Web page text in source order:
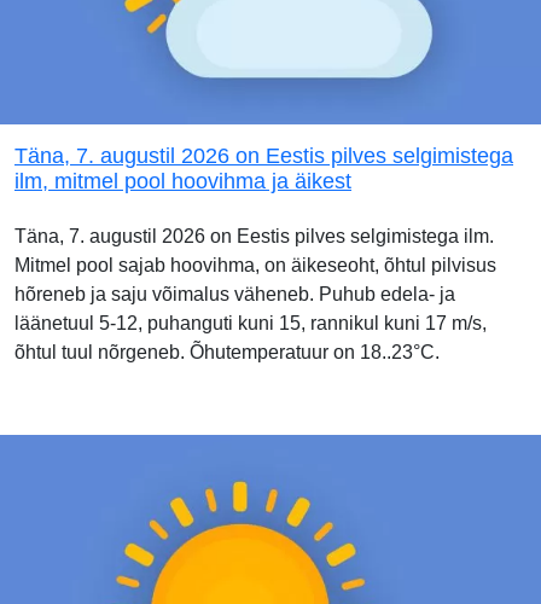
Täna, 7. augustil 2026 on Eestis pilves selgimistega
ilm, mitmel pool hoovihma ja äikest
Täna, 7. augustil 2026 on Eestis pilves selgimistega ilm.
Mitmel pool sajab hoovihma, on äikeseoht, õhtul pilvisus
hõreneb ja saju võimalus väheneb. Puhub edela- ja
läänetuul 5-12, puhanguti kuni 15, rannikul kuni 17 m/s,
õhtul tuul nõrgeneb. Õhutemperatuur on 18..23°C.